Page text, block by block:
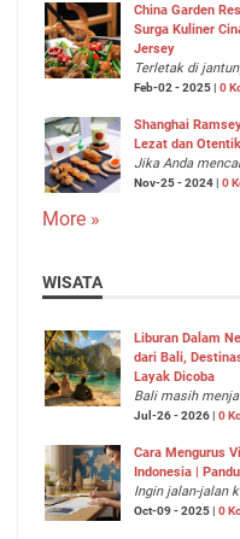
China Garden
Surga Kuliner
Jersey
Terletak di
Feb-02 - 2025 | 0
Shanghai
Lezat dan Otentik
Jika Anda
Nov-25 - 2024 | 0
More »
WISATA
Liburan Dalam
dari Bali,
Layak Dicoba
Bali masih
Jul-26 - 2026 | 0
Cara Mengurus
Indonesia |
Ingin jalan-jalan
Oct-09 - 2025 | 0